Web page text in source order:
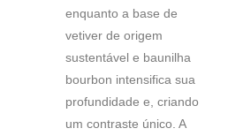
enquanto a base de
vetiver de origem
sustentável e baunilha
bourbon intensifica sua
profundidade e, criando
um contraste único. A